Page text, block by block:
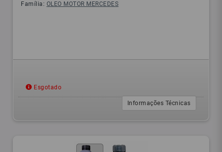
Família: OLEO MOTOR MERCEDES
Esgotado
Informações Técnicas